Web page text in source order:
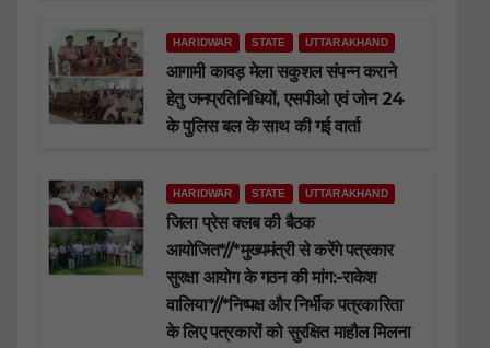
HARIDWAR STATE UTTARAKHAND
आगामी कावड़ मेला सकुशल संपन्न कराने
हेतु जनप्रतिनिधियों, एसपीओ एवं जोन 24
के पुलिस बल के साथ की गई वार्ता
HARIDWAR STATE UTTARAKHAND
जिला प्रेस क्लब की बैठक
आयोजित*//*मुख्यमंत्री से करेंगे पत्रकार
सुरक्षा आयोग के गठन की मांग:-राकेश
वालिया*//*निष्पक्ष और निर्भीक पत्रकारिता
के लिए पत्रकारों को सुरक्षित माहौल मिलना